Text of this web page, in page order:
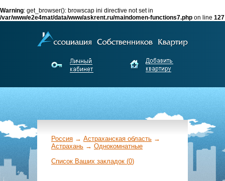
Warning: get_browser(): browscap ini directive not set in
/var/www/e2e4mat/data/www/askrent.ru/maindomen-functions7.php on line 127
Россия → Астраханская область →
Астрахань → Однокомнатные
←
Список Ваших закладок (0)